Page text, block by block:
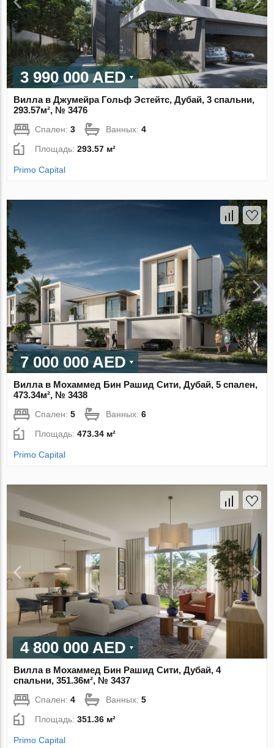
3 990 000 AED
Вилла в Джумейра Гольф Эстейтс, Дубай, 3 спальни,
293.57м², № 3476
Спален:3 Ванных:4
Площадь:293.57 м²
Primo Capital
7 000 000 AED
Вилла в Мохаммед Бин Рашид Сити, Дубай, 5 спален,
473.34м², № 3438
Спален:5 Ванных:6
Площадь:473.34 м²
Primo Capital
4 800 000 AED
Вилла в Мохаммед Бин Рашид Сити, Дубай, 4
спальни, 351.36м², № 3437
Спален:4 Ванных:5
Площадь:351.36 м²
Primo Capital